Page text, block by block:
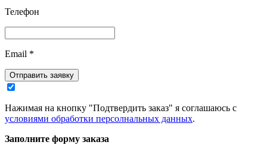
Телефон
Email *
Отправить заявку
Нажимая на кнопку "Подтвердить заказ" я соглашаюсь с
условиями обработки персолнальных данных.
Заполните форму заказа